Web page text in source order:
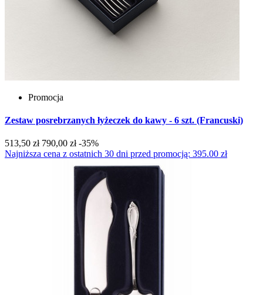
Promocja
Zestaw posrebrzanych łyżeczek do kawy - 6 szt. (Francuski)
513,50 zł 790,00 zł -35%
Najniższa cena z ostatnich 30 dni przed promocją: 395.00 zł